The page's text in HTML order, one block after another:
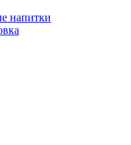
напитки